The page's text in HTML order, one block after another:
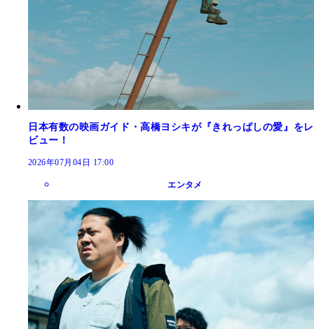
日本有数の映画ガイド・高橋ヨシキが『きれっぱしの愛』をレ
ビュー！
2026年07月04日 17:00
エンタメ